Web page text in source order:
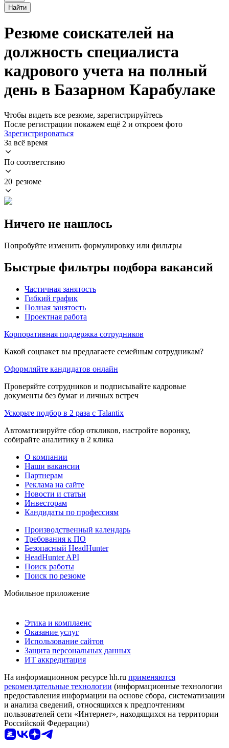
Найти
Резюме соискателей на
должность специалиста
кадрового учета на полный
день в Базарном Карабулаке
Чтобы видеть все резюме, зарегистрируйтесь
После регистрации покажем ещё 2 и откроем фото
Зарегистрироваться
За всё время
По соответствию
20 резюме
Ничего не нашлось
Попробуйте изменить формулировку или фильтры
Быстрые фильтры подбора вакансий
Частичная занятость
Гибкий график
Полная занятость
Проектная работа
Корпоративная поддержка сотрудников
Какой соцпакет вы предлагаете семейным сотрудникам?
Оформляйте кандидатов онлайн
Проверяйте сотрудников и подписывайте кадровые
документы без бумаг и личных встреч
Ускорьте подбор в 2 раза с Talantix
Автоматизируйте сбор откликов, настройте воронку,
собирайте аналитику в 2 клика
О компании
Наши вакансии
Партнерам
Реклама на сайте
Новости и статьи
Инвесторам
Кандидаты по профессиям
Производственный календарь
Требования к ПО
Безопасный HeadHunter
HeadHunter API
Поиск работы
Поиск по резюме
Мобильное приложение
Этика и комплаенс
Оказание услуг
Использование сайтов
Защита персональных данных
ИТ аккредитация
На информационном ресурсе hh.ru применяются
рекомендательные технологии (информационные технологии
предоставления информации на основе сбора, систематизации
и анализа сведений, относящихся к предпочтениям
пользователей сети «Интернет», находящихся на территории
Российской Федерации)